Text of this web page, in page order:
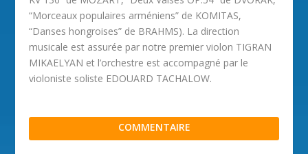
“Morceaux populaires arméniens” de KOMITAS,
“Danses hongroises” de BRAHMS). La direction
musicale est assurée par notre premier violon TIGRAN
MIKAELYAN et l’orchestre est accompagné par le
violoniste soliste EDOUARD TACHALOW.
COMMENTAIRE